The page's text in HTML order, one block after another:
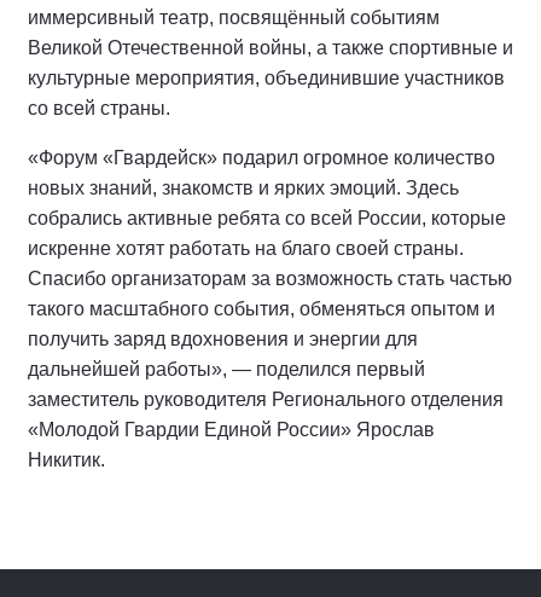
иммерсивный театр, посвящённый событиям
Великой Отечественной войны, а также спортивные и
культурные мероприятия, объединившие участников
со всей страны.
«Форум «Гвардейск» подарил огромное количество
новых знаний, знакомств и ярких эмоций. Здесь
собрались активные ребята со всей России, которые
искренне хотят работать на благо своей страны.
Спасибо организаторам за возможность стать частью
такого масштабного события, обменяться опытом и
получить заряд вдохновения и энергии для
дальнейшей работы», — поделился первый
заместитель руководителя Регионального отделения
«Молодой Гвардии Единой России» Ярослав
Никитик.